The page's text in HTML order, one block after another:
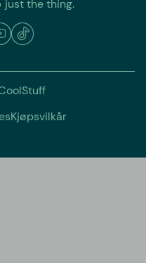
just the thing.
Kjøpsvilkår